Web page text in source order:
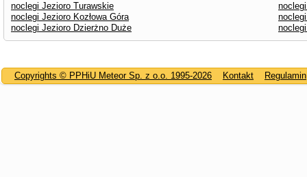
noclegi Jezioro Turawskie
noclegi Jezioro Kozłowa Góra
noclegi Jezioro Dzierżno Duże
Copyrights © PPHiU Meteor Sp. z o.o. 1995-2026 Kontakt Regulamin